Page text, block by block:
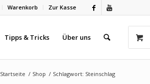
Warenkorb Zur Kasse
Tipps & Tricks Über uns
Startseite / Shop / Schlagwort: Steinschlag